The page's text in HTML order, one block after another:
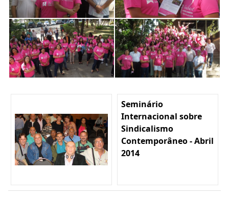
Seminário
Internacional sobre
Sindicalismo
Contemporâneo - Abril
2014